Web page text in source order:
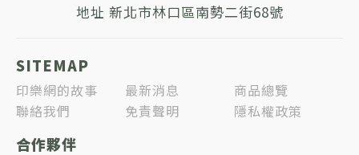
新北市林口區南勢二街68號
SITEMAP
印樂網的故事 最新消息
商品總覽
聯絡我們
免責聲明 隱私權政策
合作夥伴